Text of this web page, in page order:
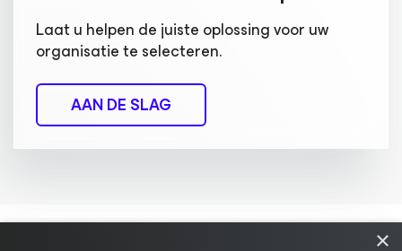
Laat u helpen de juiste oplossing voor uw
organisatie te selecteren.
AAN DE SLAG
×